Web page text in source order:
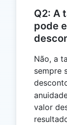
Q2: A
pode
Não, a
sempre
valor